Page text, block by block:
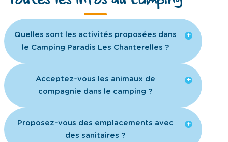
Quelles sont les activités proposées dans
le Camping Paradis Les Chanterelles ?
Acceptez-vous les animaux de
compagnie dans le camping ?
Proposez-vous des emplacements avec
des sanitaires ?